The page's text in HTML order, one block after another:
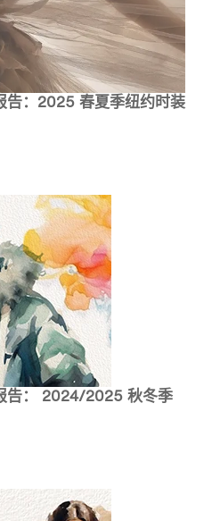
：2025 春夏季纽约时装
告： 2024/2025 秋冬季